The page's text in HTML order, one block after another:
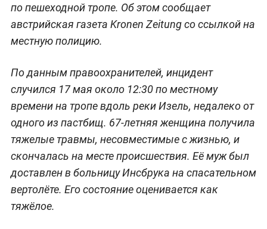
по пешеходной тропе. Об этом сообщает
австрийская газета Kronen Zeitung со ссылкой на
местную полицию.
По данным правоохранителей, инцидент
случился 17 мая около 12:30 по местному
времени на тропе вдоль реки Изель, недалеко от
одного из пастбищ. 67-летняя женщина получила
тяжелые травмы, несовместимые с жизнью, и
скончалась на месте происшествия. Её муж был
доставлен в больницу Инсбрука на спасательном
вертолёте. Его состояние оценивается как
тяжёлое.